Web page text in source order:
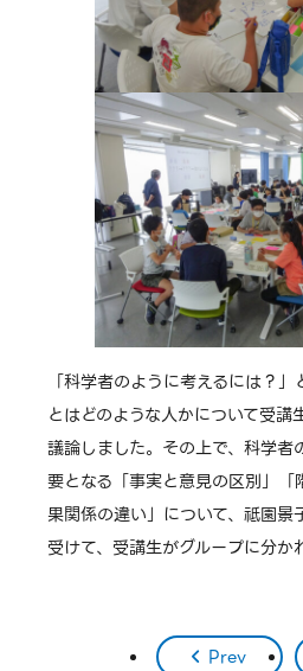
「科学者のように考えるには？
とはどのような人かについて受講
議論しました。その上で、科学者
要となる「事実と意見の区別」
果関係の違い」について、祗園景
受けて、受講生がグループに分か
Prev